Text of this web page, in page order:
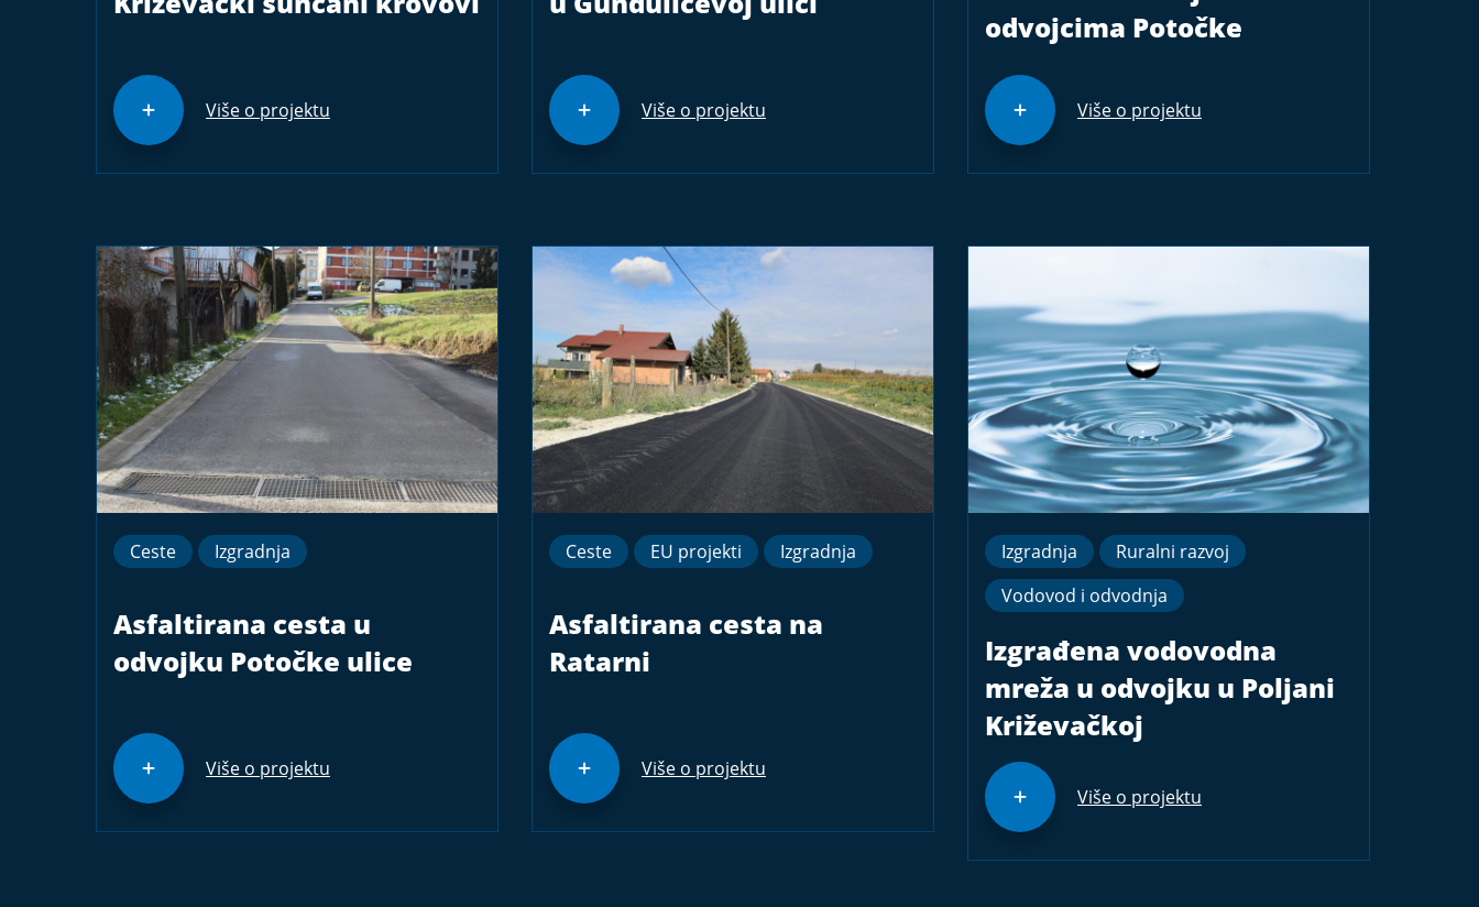
Više o projektu Više o projektu
odvojcima Potočke
Više o projektu
Ceste Izgradnja
Asfaltirana cesta u
odvojku Potočke ulice
Više o projektu
Ceste EU projekti Izgradnja
Asfaltirana cesta na
Ratarni
Više o projektu
Izgradnja
Ruralni razvoj
Vodovod i odvodnja
Izgrađena vodovodna
mreža u odvojku u Poljani
Križevačkoj
Više o projektu